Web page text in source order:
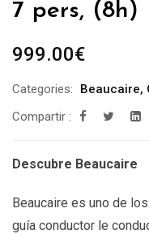
7 pers, (8h)
999.00€
Categories: Beaucaire,
Compartir :
Descubre Beaucaire
Beaucaire es uno de
guía conductor le